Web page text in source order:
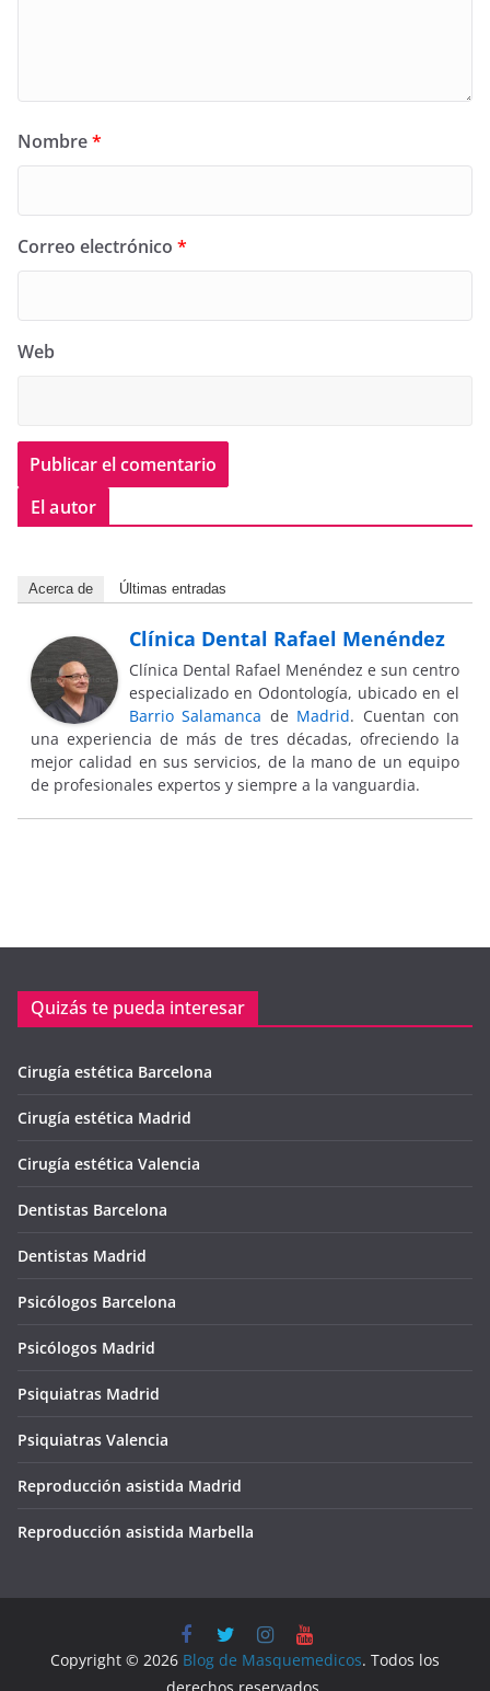
Nombre*
Correo electrónico *
Web
El autor
Acerca de Últimas entradas
Clínica Dental Rafael Menéndez
Clínica Dental Rafael Menéndez e sun centro
especializado en Odontología, ubicado en el
Barrio Salamanca de Madrid. Cuentan con
una experiencia de más de tres décadas, ofreciendo la
mejor calidad en sus servicios, de la mano de un equipo
de profesionales expertos y siempre a la vanguardia.
Quizás te pueda interesar
Cirugía estética Barcelona
Cirugía estética Madrid
Cirugía estética Valencia
Dentistas Barcelona
Dentistas Madrid
Psicólogos Barcelona
Psicólogos Madrid
Psiquiatras Madrid
Psiquiatras Valencia
Reproducción asistida Madrid
Reproducción asistida Marbella
Copyright © 2026 Blog de Masquemedicos. Todos los